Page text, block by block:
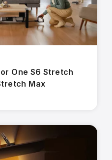
One S6 Stretch
Max